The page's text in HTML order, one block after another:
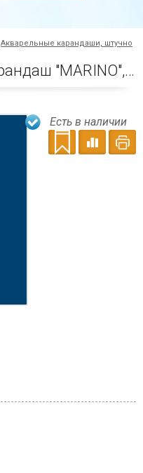
Акварельные карандаши, штучно
Проф. акварельный карандаш "MARINO", 7,5 мм, стержень 3,8 мм, цвет 162 Индиго
Есть в наличии